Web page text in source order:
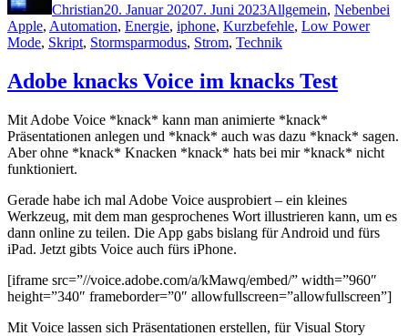
Christian20. Januar 20207. Juni 2023Allgemein, Nebenbei
Apple, Automation, Energie, iphone, Kurzbefehle, Low Power
Mode, Skript, Stormsparmodus, Strom, Technik
Adobe knacks Voice im knacks Test
Mit Adobe Voice *knack* kann man animierte *knack*
Präsentationen anlegen und *knack* auch was dazu *knack* sagen.
Aber ohne *knack* Knacken *knack* hats bei mir *knack* nicht
funktioniert.
Gerade habe ich mal Adobe Voice ausprobiert – ein kleines
Werkzeug, mit dem man gesprochenes Wort illustrieren kann, um es
dann online zu teilen. Die App gabs bislang für Android und fürs
iPad. Jetzt gibts Voice auch fürs iPhone.
[iframe src=”//voice.adobe.com/a/kMawq/embed/” width=”960″
height=”340″ frameborder=”0″ allowfullscreen=”allowfullscreen”]
Mit Voice lassen sich Präsentationen erstellen, für Visual Story